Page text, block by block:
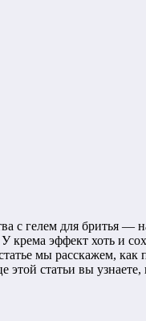
с гелем для бритья —
крема эффект хоть и
мы расскажем, как
этой статьи вы